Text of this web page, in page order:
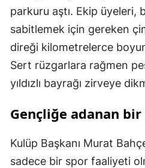
parkuru aştı. Ekip üyeleri,
sabitlemek için gereken
direği kilometrelerce
Sert rüzgarlara rağmen
yıldızlı bayrağı zirveye
Gençliğe adanan bir
Kulüp Başkanı Murat
sadece bir spor faaliyeti